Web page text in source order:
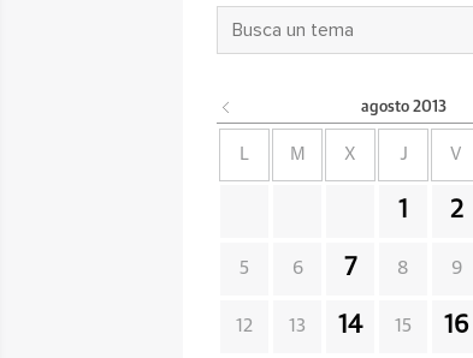
agosto 2013
L M X J V
1 2
5 6 7 8 9
12 13 14 15 16